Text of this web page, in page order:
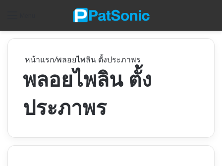
หน้าแรก/พลอยไพลิน ตั้งประภาพร
พลอยไพลิน ตั้ง
ประภาพร